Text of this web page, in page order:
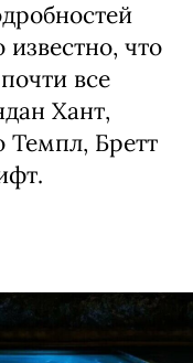
что
все
Хант,
Бретт